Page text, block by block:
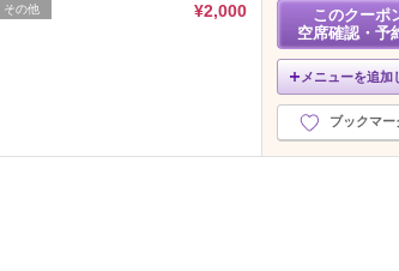
その他
¥2,000
このクーポ
空席確認・予
メニューを追加
ブックマー